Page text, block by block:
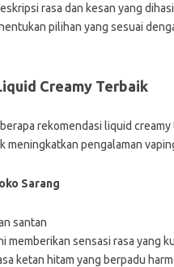
rasa dan kesan yang
pilihan yang sesuai
Creamy Terbaik
rekomendasi liquid creamy
meningkatkan pengalaman
Sarang
santan
memberikan sensasi rasa yang
ketan hitam yang berpadu